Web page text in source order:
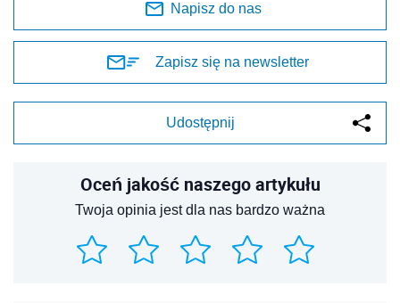
Napisz do nas
Zapisz się na newsletter
Udostępnij
Oceń jakość naszego artykułu
Twoja opinia jest dla nas bardzo ważna